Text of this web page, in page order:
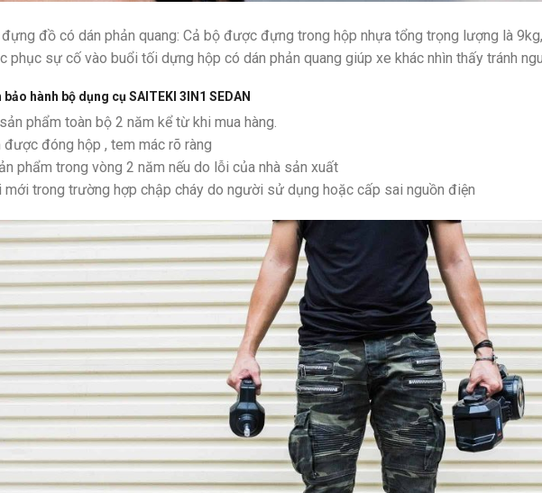
đồ có dán phản quang: Cả bộ được đựng trong hộp nhựa tổng trọng lượng là
phục sự cố vào buổi tối dựng hộp có dán phản quang giúp xe khác nhìn thấy tránh
hành bộ dụng cụ SAITEKI 3IN1 SEDAN
phẩm toàn bộ 2 năm kể từ khi mua hàng.
được đóng hộp , tem mác rõ ràng
phẩm trong vòng 2 năm nếu do lỗi của nhà sản xuất
mới trong trường hợp chập cháy do người sử dụng hoặc cấp sai nguồn điện